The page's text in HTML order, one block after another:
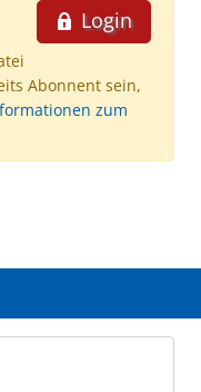
Login
Abonnent sein,
zum